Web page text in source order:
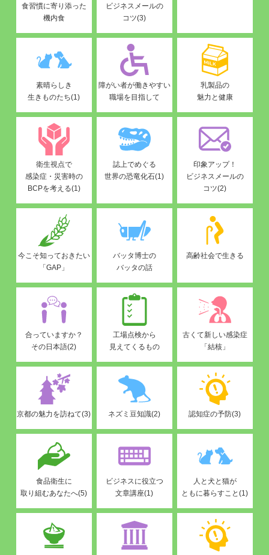
食習慣に寄り添った
機内食
ビジネスメールの
コツ(3)
素晴らしき
生きものたち(1)
障がい者が働きやすい
職場を目指して
乳製品の
魅力と健康
衛生視点で
感染症・災害時の
BCPを考える(1)
誌上でめぐる
世界の恐竜化石(1)
印象アップ！
ビジネスメールの
コツ(2)
今こそ知っておきたい
「GAP」
バッタ博士の
バッタの話
高齢社会で生きる
合っていますか？
その日本語(2)
工場点検から
見えてくるもの
古くて新しい感染症
「結核」
京都の魅力を訪ねて(3) ネズミ豆知識(2) 認知症の予防(3)
食品衛生に
取り組むあなたへ(5)
ビジネスに役立つ
文章講座(1)
人と犬と猫が
ともに暮らすこと(1)